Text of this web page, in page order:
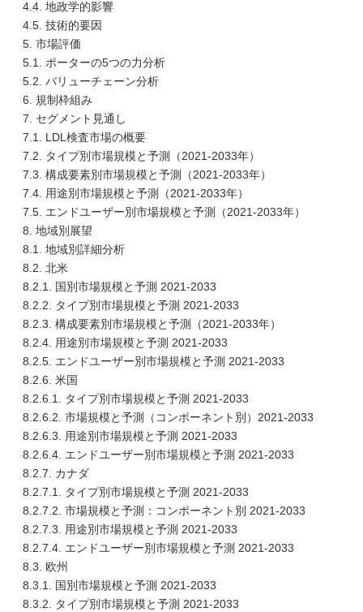
4.4. 地政学的影響
4.5. 技術的要因
5. 市場評価
5.1. ポーターの5つの力分析
5.2. バリューチェーン分析
6. 規制枠組み
7. セグメント見通し
7.1. LDL検査市場の概要
7.2. タイプ別市場規模と予測（2021-2033年）
7.3. 構成要素別市場規模と予測（2021-2033年）
7.4. 用途別市場規模と予測（2021-2033年）
7.5. エンドユーザー別市場規模と予測（2021-2033年）
8. 地域別展望
8.1. 地域別詳細分析
8.2. 北米
8.2.1. 国別市場規模と予測 2021-2033
8.2.2. タイプ別市場規模と予測 2021-2033
8.2.3. 構成要素別市場規模と予測（2021-2033年）
8.2.4. 用途別市場規模と予測 2021-2033
8.2.5. エンドユーザー別市場規模と予測 2021-2033
8.2.6. 米国
8.2.6.1. タイプ別市場規模と予測 2021-2033
8.2.6.2. 市場規模と予測（コンポーネント別）2021-2033
8.2.6.3. 用途別市場規模と予測 2021-2033
8.2.6.4. エンドユーザー別市場規模と予測 2021-2033
8.2.7. カナダ
8.2.7.1. タイプ別市場規模と予測 2021-2033
8.2.7.2. 市場規模と予測：コンポーネント別 2021-2033
8.2.7.3. 用途別市場規模と予測 2021-2033
8.2.7.4. エンドユーザー別市場規模と予測 2021-2033
8.3. 欧州
8.3.1. 国別市場規模と予測 2021-2033
8.3.2. タイプ別市場規模と予測 2021-2033